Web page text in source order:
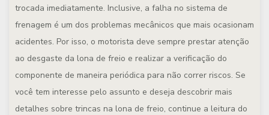
trocada imediatamente. Inclusive, a falha no sistema de
frenagem é um dos problemas mecânicos que mais ocasionam
acidentes. Por isso, o motorista deve sempre prestar atenção
ao desgaste da lona de freio e realizar a verificação do
componente de maneira periódica para não correr riscos. Se
você tem interesse pelo assunto e deseja descobrir mais
detalhes sobre trincas na lona de freio, continue a leitura do